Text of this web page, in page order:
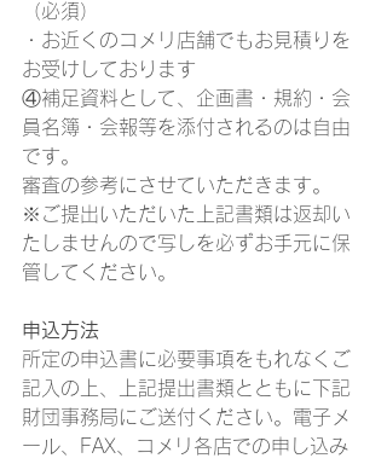
（必須）
・お近くのコメリ店舗でもお見積りを
お受けしております
④補足資料として、企画書・規約・会
員名簿・会報等を添付されるのは自由
です。
審査の参考にさせていただきます。
※ご提出いただいた上記書類は返却い
たしませんので写しを必ずお手元に保
管してください。
申込方法
所定の申込書に必要事項をもれなくご
記入の上、上記提出書類とともに下記
財団事務局にご送付ください。電子メ
ール、FAX、コメリ各店での申し込み